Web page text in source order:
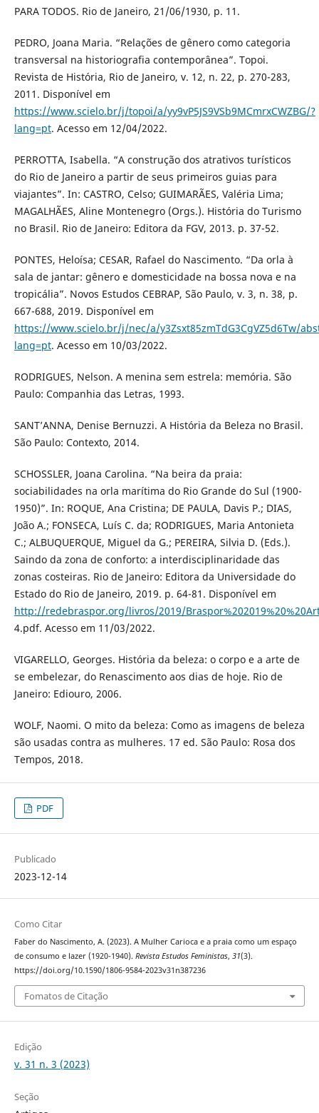
PARA TODOS. Rio de Janeiro, 21/06/1930, p. 11.
PEDRO, Joana Maria. “Relações de gênero como categoria
transversal na historiografia contemporânea”. Topoi.
Revista de História, Rio de Janeiro, v. 12, n. 22, p. 270-283,
2011. Disponível em
https://www.scielo.br/j/topoi/a/yy9vP5JS9VSb9MCmrxCWZBG/?
lang=pt. Acesso em 12/04/2022.
PERROTTA, Isabella. “A construção dos atrativos turísticos
do Rio de Janeiro a partir de seus primeiros guias para
viajantes”. In: CASTRO, Celso; GUIMARÃES, Valéria Lima;
MAGALHÃES, Aline Montenegro (Orgs.). História do Turismo
no Brasil. Rio de Janeiro: Editora da FGV, 2013. p. 37-52.
PONTES, Heloísa; CESAR, Rafael do Nascimento. “Da orla à
sala de jantar: gênero e domesticidade na bossa nova e na
tropicália”. Novos Estudos CEBRAP, São Paulo, v. 3, n. 38, p.
667-688, 2019. Disponível em
https://www.scielo.br/j/nec/a/y3Zsxt85zmTdG3CgVZ5d6Tw/
lang=pt. Acesso em 10/03/2022.
RODRIGUES, Nelson. A menina sem estrela: memória. São
Paulo: Companhia das Letras, 1993.
SANT’ANNA, Denise Bernuzzi. A História da Beleza no Brasil.
São Paulo: Contexto, 2014.
SCHOSSLER, Joana Carolina. “Na beira da praia:
sociabilidades na orla marítima do Rio Grande do Sul (1900-
1950)”. In: ROQUE, Ana Cristina; DE PAULA, Davis P.; DIAS,
João A.; FONSECA, Luís C. da; RODRIGUES, Maria Antonieta
C.; ALBUQUERQUE, Miguel da G.; PEREIRA, Silvia D. (Eds.).
Saindo da zona de conforto: a interdisciplinaridade das
zonas costeiras. Rio de Janeiro: Editora da Universidade do
Estado do Rio de Janeiro, 2019. p. 64-81. Disponível em
http://redebraspor.org/livros/2019/
4.pdf. Acesso em 11/03/2022.
VIGARELLO, Georges. História da beleza: o corpo e a arte de
se embelezar, do Renascimento aos dias de hoje. Rio de
Janeiro: Ediouro, 2006.
WOLF, Naomi. O mito da beleza: Como as imagens de beleza
são usadas contra as mulheres. 17 ed. São Paulo: Rosa dos
Tempos, 2018.
PDF
Publicado
2023-12-14
Como Citar
Faber do Nascimento, A. (2023). A Mulher Carioca e a praia como um espaço
de consumo e lazer (1920-1940). Revista Estudos Feministas, 31(3).
https://doi.org/10.1590/1806-9584-2023v31n387236
Fomatos de Citação
Edição
v. 31 n. 3 (2023)
Seção